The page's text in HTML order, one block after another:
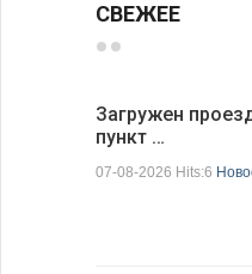
СВЕЖЕЕ
Загружен
пункт …
07-08-2026 Hits:6